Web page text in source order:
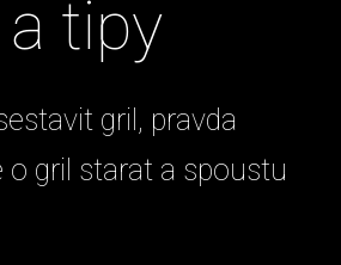
tipy
gril, pravda
o gril starat a spoustu